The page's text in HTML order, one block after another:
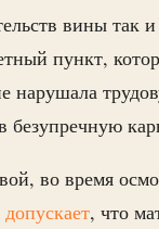
вины так
пункт,
нарушала
безупречную
во время
допускает, что